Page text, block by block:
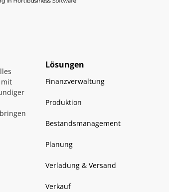
Lösungen
Finanzverwaltung
Produktion
Bestandsmanagement
Planung
Verladung & Versand
Verkauf